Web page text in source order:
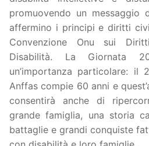
promuovendo un messaggio
affermino i principi e diritti
Convenzione Onu sui
Disabilità. La Giornata
un’importanza particolare: il
Anffas compie 60 anni e
consentirà anche di
grande famiglia, una storia
battaglie e grandi conquiste